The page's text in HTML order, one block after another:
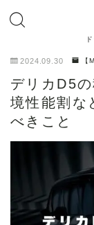
【TOYOTA】
【LEXUS】
【
【BMW】
2024.09.30 【
デリカD5
境性能割な
べきこと